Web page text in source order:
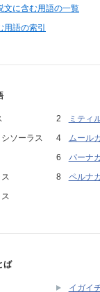
文に含む用語の一覧
用語の索引
ミティ
シソーラス ムール
パーナ
ペルナ
ば
イガイ